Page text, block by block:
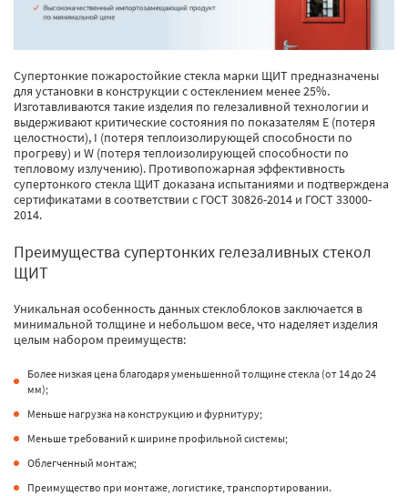
Супертонкие пожаростойкие стекла марки ЩИТ предназначены
для установки в конструкции с остеклением менее 25%.
Изготавливаются такие изделия по гелезаливной технологии и
выдерживают критические состояния по показателям E (потеря
целостности), I (потеря теплоизолирующей способности по
прогреву) и W (потеря теплоизолирующей способности по
тепловому излучению). Противопожарная эффективность
супертонкого стекла ЩИТ доказана испытаниями и подтверждена
сертификатами в соответствии с ГОСТ 30826-2014 и ГОСТ 33000-
2014.
Преимущества супертонких гелезаливных стекол
ЩИТ
Уникальная особенность данных стеклоблоков заключается в
минимальной толщине и небольшом весе, что наделяет изделия
целым набором преимуществ:
Более низкая цена благодаря уменьшенной толщине стекла (от 14 до 24
мм);
Меньше нагрузка на конструкцию и фурнитуру;
Меньше требований к ширине профильной системы;
Облегченный монтаж;
Преимущество при монтаже, логистике, транспортировании.